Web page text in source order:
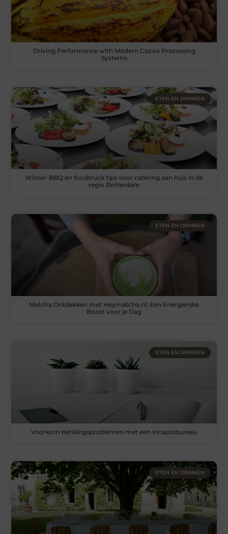
Driving Performance with Modern Cocoa Processing
Systems
ETEN EN DRINKEN
Winter-BBQ en foodtruck tips voor catering aan huis in de
regio Rotterdam
ETEN EN DRINKEN
Matcha Ontdekken met Heymatcha.nl: Een Energierijke
Boost voor je Dag
ETEN EN DRINKEN
Voorkom betalingsproblemen met een incassobureau
ETEN EN DRINKEN